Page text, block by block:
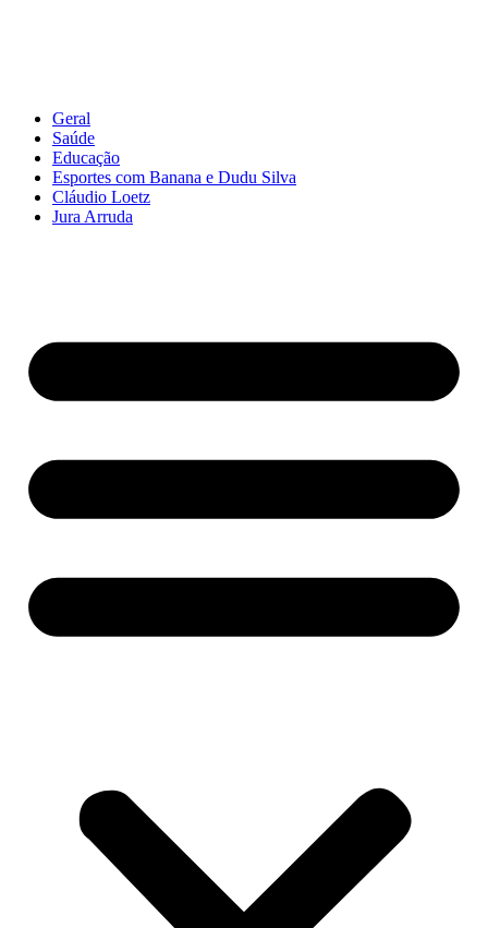
Geral
Saúde
Educação
Esportes com Banana e Dudu Silva
Cláudio Loetz
Jura Arruda